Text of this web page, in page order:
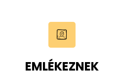
EMLÉKEZNEK